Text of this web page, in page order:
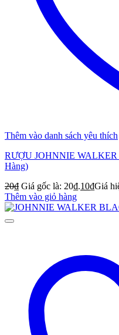
Thêm vào danh sách yêu thích
RƯỢU JOHNNIE
Hàng)
20₫ Giá gốc là: 20₫.10₫Giá
Thêm vào giỏ hàng